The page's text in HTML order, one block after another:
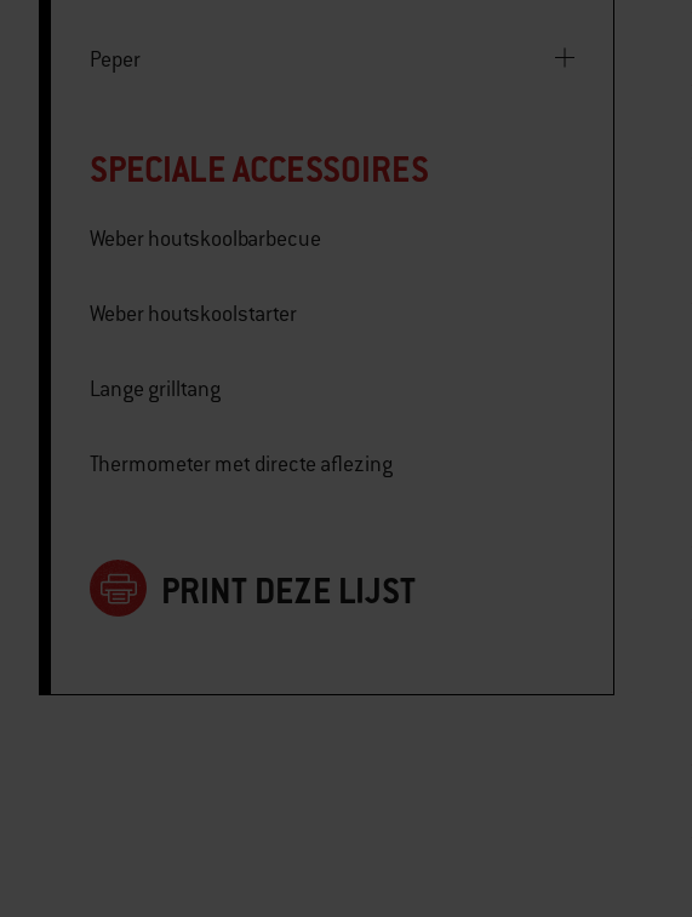
Peper
SPECIALE ACCESSOIRES
Weber houtskoolbarbecue
Weber houtskoolstarter
Lange grilltang
Thermometer met directe aflezing
PRINT DEZE LIJST